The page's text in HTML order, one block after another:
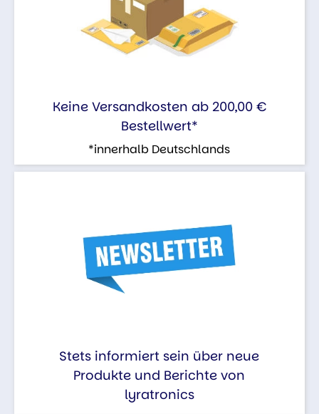
Keine Versandkosten ab 200,00 €
Bestellwert*
*innerhalb Deutschlands
Stets informiert sein über neue
Produkte und Berichte von
lyratronics